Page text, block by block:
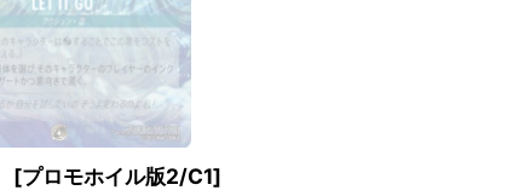
[プロモホイル版2/C1]